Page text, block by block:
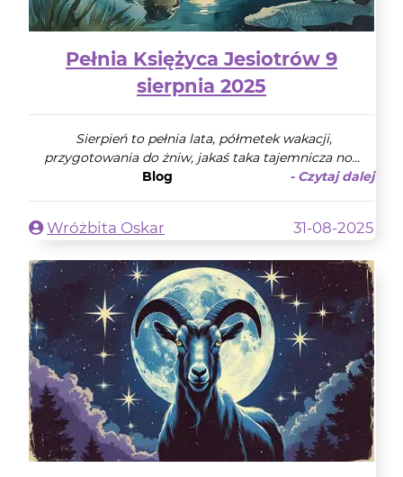
Pełnia Księżyca Jesiotrów 9
sierpnia 2025
Sierpień to pełnia lata, półmetek wakacji,
przygotowania do żniw, jakaś taka tajemnicza no...
Blog
- Czytaj dalej
Wróżbita Oskar 31-08-2025